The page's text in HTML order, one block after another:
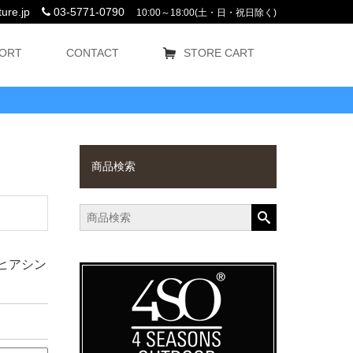
03-5771-0790 10:00～18:00(土・日・祝日除く)
CONTACT STORE CART
アシン
商品検索